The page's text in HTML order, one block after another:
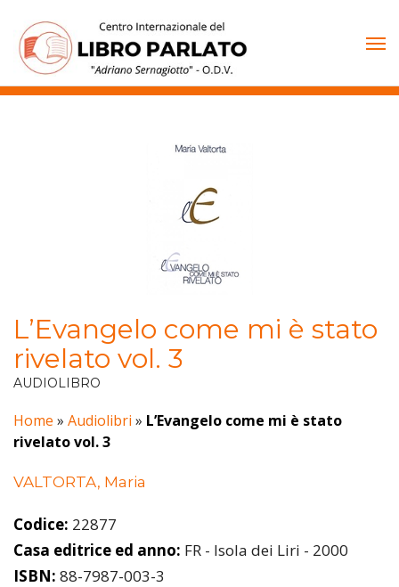
contenuto
L’Evangelo come mi è stato
rivelato vol. 3
AUDIOLIBRO
Home » Audiolibri » L’Evangelo come mi è stato
rivelato vol. 3
VALTORTA, Maria
Codice: 22877
Casa editrice ed anno: FR - Isola dei Liri - 2000
ISBN: 88-7987-003-3